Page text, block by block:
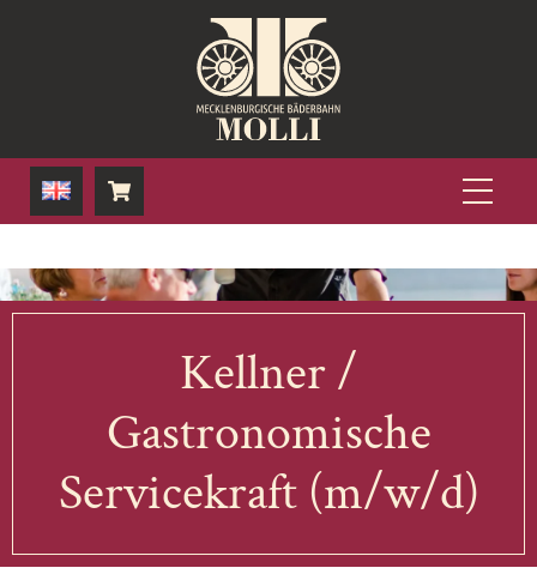
Kellner /
Gastronomische
Servicekraft (m/w/d)